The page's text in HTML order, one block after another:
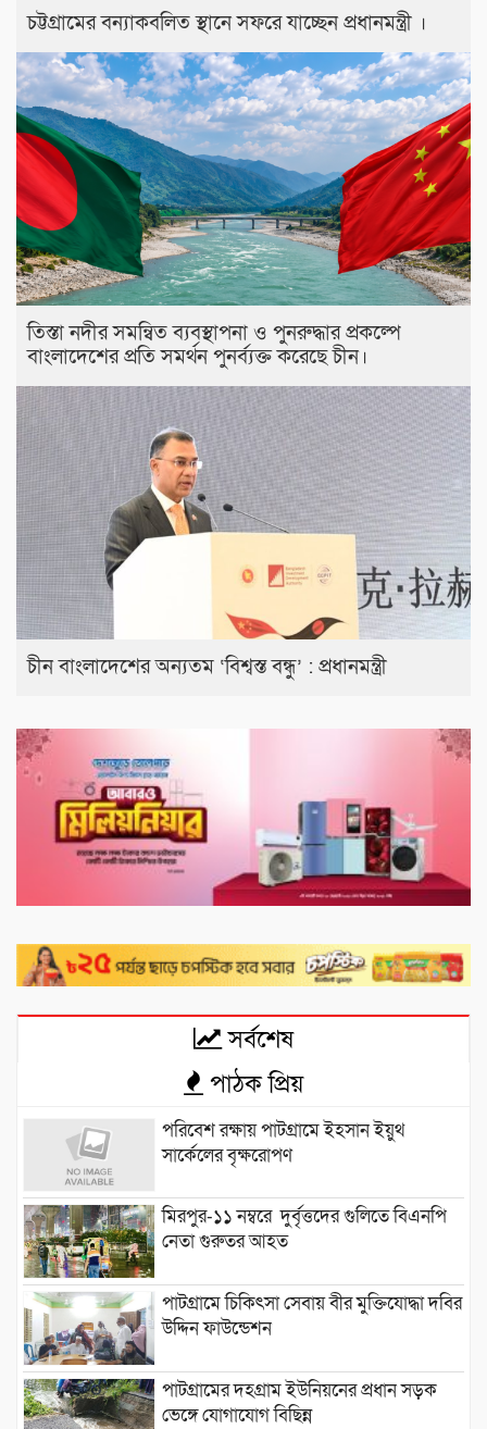
চট্টগ্রামের বন্যাকবলিত স্থানে সফরে যাচ্ছেন প্রধানমন্ত্রী ।
তিস্তা নদীর সমন্বিত ব্যবস্থাপনা ও পুনরুদ্ধার প্রকল্পে
বাংলাদেশের প্রতি সমর্থন পুনর্ব্যক্ত করেছে চীন।
চীন বাংলাদেশের অন্যতম ‘বিশ্বস্ত বন্ধু’ : প্রধানমন্ত্রী
সর্বশেষ
পাঠক প্রিয়
পরিবেশ রক্ষায় পাটগ্রামে ইহসান ইয়ুথ
সার্কেলের বৃক্ষরোপণ
মিরপুর-১১ নম্বরে দুর্বৃত্তদের গুলিতে বিএনপি
নেতা গুরুতর আহত
পাটগ্রামে চিকিৎসা সেবায় বীর মুক্তিযোদ্ধা দবির
উদ্দিন ফাউন্ডেশন
পাটগ্রামের দহগ্রাম ইউনিয়নের প্রধান সড়ক
ভেঙ্গে যোগাযোগ বিছিন্ন